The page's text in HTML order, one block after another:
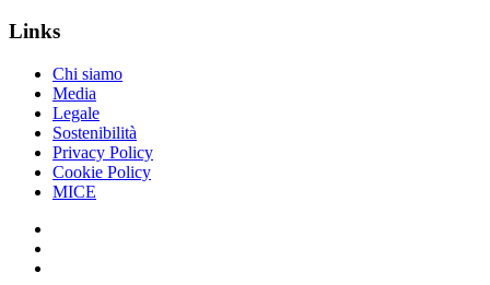
Links
Chi siamo
Media
Legale
Sostenibilità
Privacy Policy
Cookie Policy
MICE